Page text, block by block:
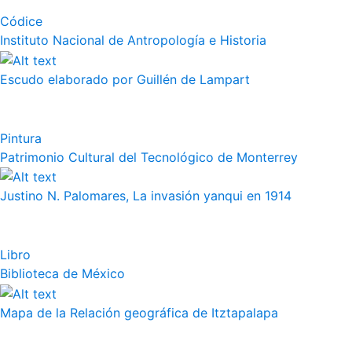
Códice
Instituto Nacional de Antropología e Historia
Escudo elaborado por Guillén de Lampart
Pintura
Patrimonio Cultural del Tecnológico de Monterrey
Justino N. Palomares, La invasión yanqui en 1914
Libro
Biblioteca de México
Mapa de la Relación geográfica de Itztapalapa